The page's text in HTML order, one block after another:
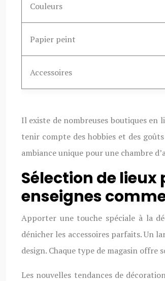
Couleurs
Papier peint
Accessoires
Il existe de nombreuses boutiques en
tenir compte des hobbies et des
ambiance unique pour une chambre
Sélection de
enseignes
Apporter une touche spéciale à la
dénicher les accessoires parfaits. Un
design. Chaque type de magasin offre
Les nouvelles tendances de